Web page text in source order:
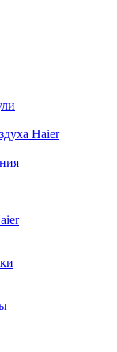
Haier